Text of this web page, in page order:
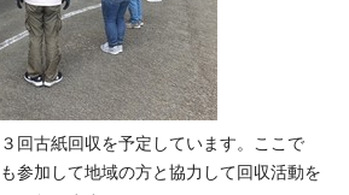
回古紙回収を予定しています。ここで
参加して地域の方と協力して回収活動を